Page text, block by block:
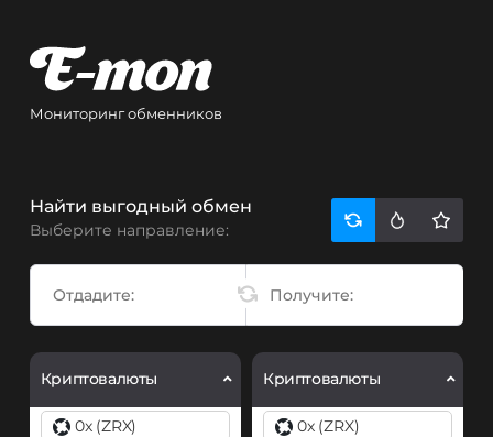
Мониторинг обменников
Найти выгодный обмен
Выберите направление:
Криптовалюты
0x (ZRX)
Криптовалюты
0x (ZRX)